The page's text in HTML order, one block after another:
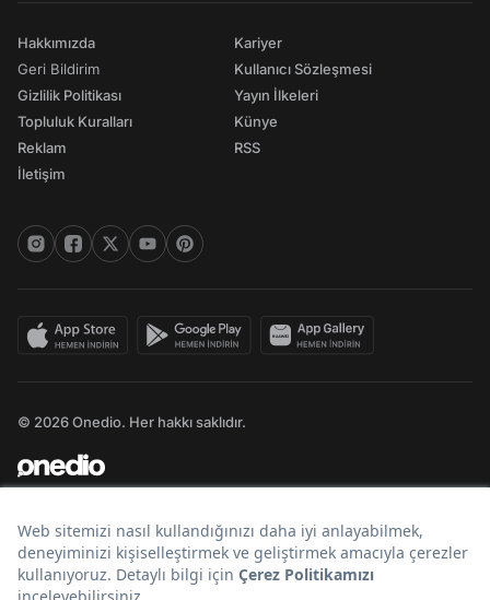
Hakkımızda
Geri Bildirim
Gizlilik Politikası
Topluluk Kuralları
Reklam
İletişim
Kariyer
Kullanıcı Sözleşmesi
Yayın İlkeleri
Künye
RSS
© 2026 Onedio. Her hakkı saklıdır.
Bir markasıdır.